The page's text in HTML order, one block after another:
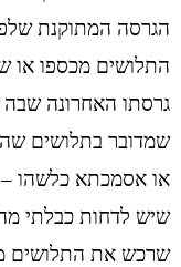
הגרסה המתוקנת
התלושים מכספו או
גרסתו האחרונה שבה
שמדובר בתלושים
או אסמכתא כלשהו –
שיש לדחות כבלתי
שרכש את התלושים